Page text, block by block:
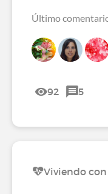
Último
92 5
Viviendo